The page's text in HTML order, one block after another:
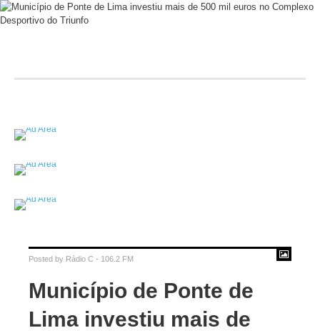
Posted by Rádio C - 106.2 FM
Município de Ponte de
Lima investiu mais de